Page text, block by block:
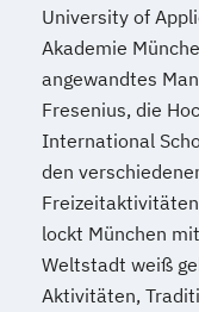
University of
Akademie
angewandtes
Fresenius, die
International
den
lockt München
Weltstadt weiß
Aktivitäten,